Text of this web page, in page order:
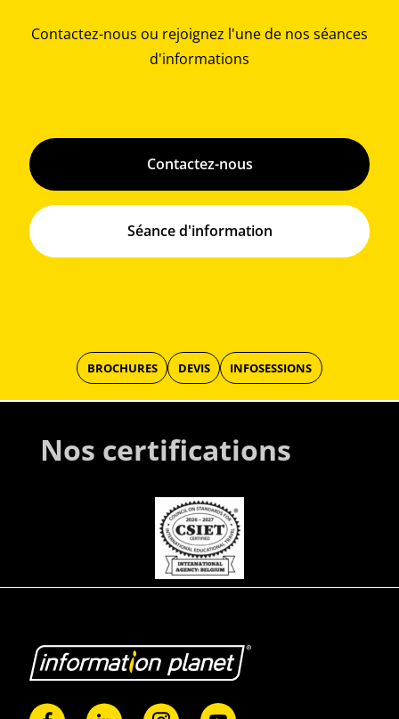
Contactez-nous ou rejoignez l'une de nos séances
d'informations
Contactez-nous
Séance d'information
BROCHURES DEVIS INFOSESSIONS
Nos certifications